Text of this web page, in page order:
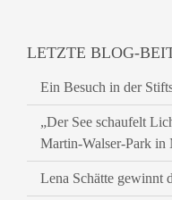
LETZTE BLOG-
Ein Besuch in der
„Der See schaufelt
Martin-Walser-Park in
Lena Schätte gewinnt